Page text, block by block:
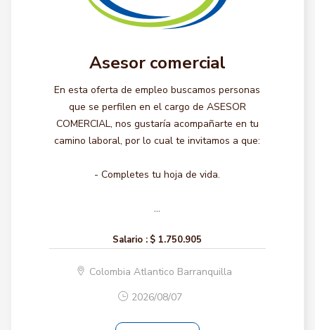
Asesor comercial
En esta oferta de empleo buscamos personas
que se perfilen en el cargo de ASESOR
COMERCIAL, nos gustaría acompañarte en tu
camino laboral, por lo cual te invitamos a que:
- Completes tu hoja de vida.
...
Salario : $ 1.750.905
Colombia Atlantico Barranquilla
2026/08/07